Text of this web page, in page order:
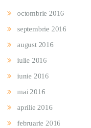
octombrie 2016
septembrie 2016
august 2016
iulie 2016
iunie 2016
mai 2016
aprilie 2016
februarie 2016